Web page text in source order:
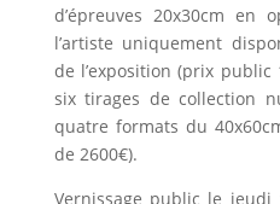
d’épreuves 20x30cm en
l’artiste uniquement
de l’exposition (prix
six tirages de collection
quatre formats du
de 2600€).
Vernissage public le